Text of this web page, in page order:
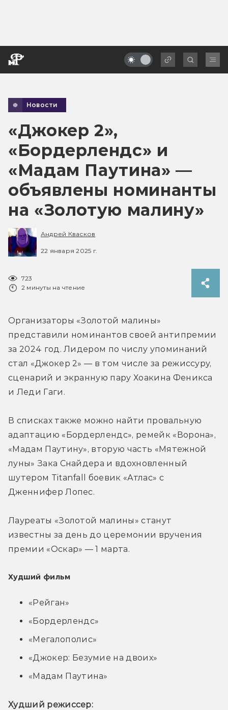
Новости
«Джокер 2»,
«Бордерлендс» и
«Мадам Паутина» —
объявлены номинанты
на «Золотую малину»
Андрей Квасков
22 января 2025 г.
723
2 минуты на чтение
Организаторы «Золотой малины»
представили номинантов своей антипремии
за 2024 год. Лидером по числу упоминаний
стал «Джокер 2» — в том числе за режиссуру,
сценарий и экранную пару Хоакина Феникса
В списках также можно найти провальную
адаптацию «Бордерлендс», ремейк «Ворона»,
«Мадам Паутину», вторую часть «Мятежной
луны» Зака Снайдера и вдохновленный
шутером Titanfall боевик «Атлас» с
Дженнифер Лопес.
Лауреаты «Золотой малины» станут
известны за день до церемонии вручения
премии «Оскар» — 1 марта.
Худший фильм
«Рейган»
«Бордерлендс»
«Мегалополис»
«Джокер: Безумие на двоих»
«Мадам Паутина»
Худший режиссер: